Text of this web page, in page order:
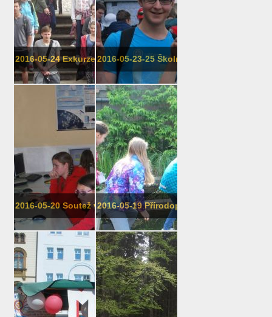
2016-05-24 Exkurze 8. třídy do Litovle
2016-05-23-25 Školní výlet 9. třídy
2016-05-20 Soutež ve vyjmenovaných slo...
2016-05-19 Přírodopis v 6. třídě